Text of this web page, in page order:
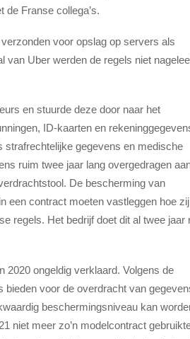
Franse collega’s.
voor opslag op servers als
van Uber werden de regels niet
en stuurde deze door naar het
ID-kaarten en
strafrechtelijke gegevens en medische
ruim twee jaar lang overgedragen
De bescherming van
een contract moeten vastleggen hoe
regels. Het bedrijf doet dit al twee jaar
2020 ongeldig verklaard. Volgens de
voor de overdracht van
beschermingsniveau kan
niet meer zo’n modelcontract